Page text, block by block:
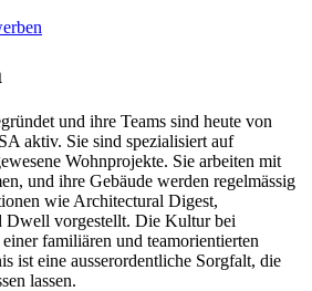
und ihre Teams sind heute von
aktiv. Sie sind spezialisiert auf
Wohnprojekte. Sie arbeiten mit
und ihre Gebäude werden regelmässig
wie Architectural Digest,
Dwell vorgestellt. Die Kultur bei
familiären und teamorientierten
ist eine ausserordentliche Sorgfalt, die
lassen.